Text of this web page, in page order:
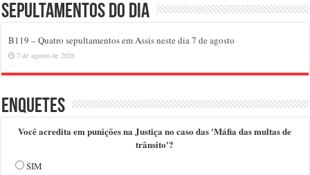
Sepultamentos do dia
B119 – Quatro sepultamentos em Assis neste dia 7 de agosto
7 de agosto de 2026
Enquetes
Você acredita em punições na Justiça no caso das 'Máfia das multas de
trânsito'?
SIM